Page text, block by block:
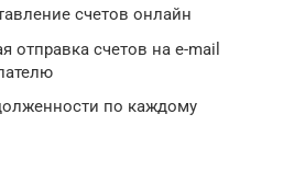
счетов онлайн
отправка счетов на e-mail
по каждому